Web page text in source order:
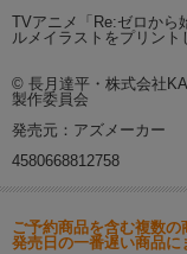
TVアニメ「Re:ゼロから
ルメイラストをプリント
© 長月達平・株式会社
製作委員会
発売元：アズメーカー
4580668812758
ご予約商品を含む複数
発売日の一番遅い商品に